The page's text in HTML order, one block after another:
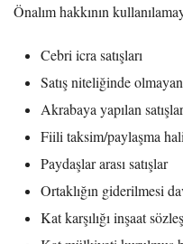
Önalım hakkının
Cebri icra satışları
Satış niteliğinde
Akrabaya yapılan satışlar
Fiili taksim/paylaşma
Paydaşlar arası satışlar
Ortaklığın giderilmesi
Kat karşılığı inşaat